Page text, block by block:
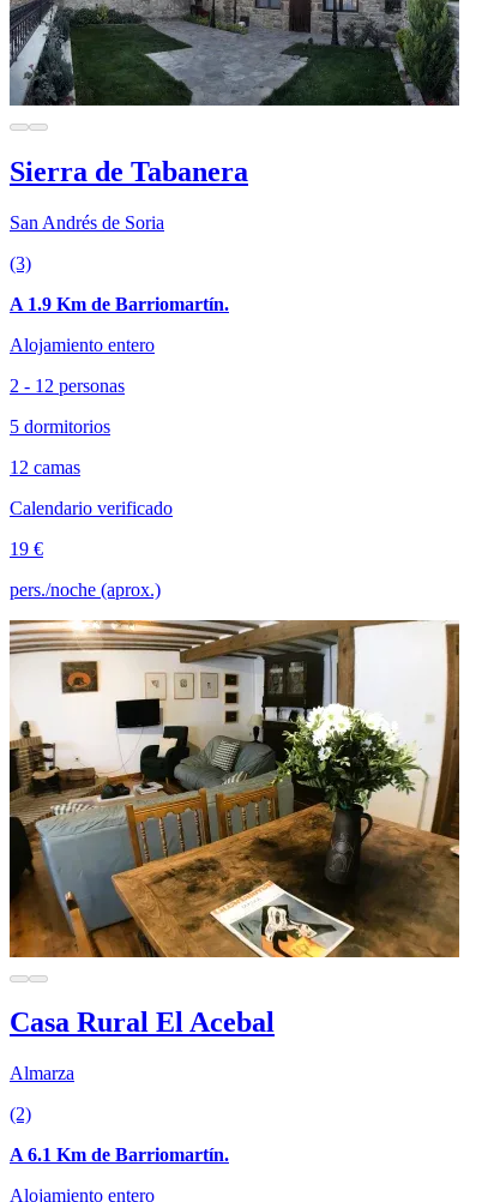
Sierra de Tabanera
San Andrés de Soria
(3)
A 1.9 Km de Barriomartín.
Alojamiento entero
2 - 12 personas
5 dormitorios
12 camas
Calendario verificado
19 €
pers./noche (aprox.)
Casa Rural El Acebal
Almarza
(2)
A 6.1 Km de Barriomartín.
Alojamiento entero